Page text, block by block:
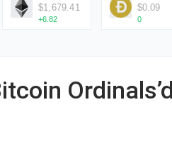
$1,679.41
+6.82
$0.09
0